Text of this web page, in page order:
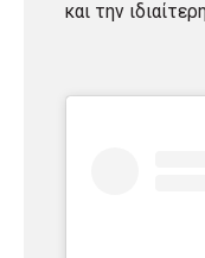
και την